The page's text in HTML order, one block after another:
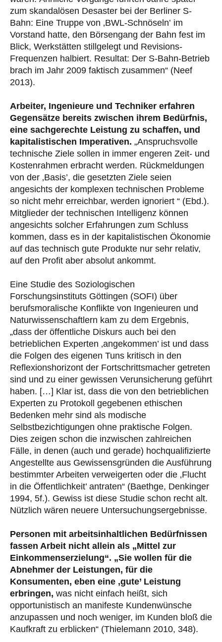
zum skandalösen Desaster bei der Berliner S-
Bahn: Eine Truppe von ‚BWL-Schnöseln‛ im
Vorstand hatte, den Börsengang der Bahn fest im
Blick, Werkstätten stillgelegt und Revisions-
Frequenzen halbiert. Resultat: Der S-Bahn-Betrieb
brach im Jahr 2009 faktisch zusammen“ (Neef
2013).
Arbeiter, Ingenieure und Techniker erfahren
Gegensätze bereits zwischen ihrem Bedürfnis,
eine sachgerechte Leistung zu schaffen, und
kapitalistischen Imperativen. „Anspruchsvolle
technische Ziele sollen in immer engeren Zeit- und
Kostenrahmen erbracht wer­den. Rückmeldungen
von der ‚Basis’, die gesetzten Ziele seien
angesichts der komplexen techni­schen Probleme
so nicht mehr erreichbar, werden ignoriert “ (Ebd.).
Mitglieder der technischen Intelligenz können
angesichts solcher Erfahrungen zum Schluss
kommen, dass es in der kapitalistischen Ökonomie
auf das technisch gute Produkte nur sehr relativ,
auf den Profit aber absolut ankommt.
Eine Studie des Soziologischen
Forschungsinstituts Göttingen (SOFI) über
berufsmoralische Konflikte von Ingenieuren und
Naturwissenschaftlern kam zu dem Ergebnis,
„dass der öffentliche Diskurs auch bei den
betrieblichen Experten ‚angekommen’ ist und dass
die Folgen des eigenen Tuns kritisch in den
Reflexionshorizont der Fortschrittsmacher getreten
sind und zu einer gewissen Verunsicherung geführt
haben. […] Klar ist, dass die von den betrieblichen
Experten zu Protokoll gegebenen ethischen
Bedenken mehr sind als modische
Selbstbezichtigungen ohne praktische Folgen.
Dies zeigen schon die inzwischen zahlreichen
Fälle, in denen (auch und gerade) hochqualifizierte
Angestellte aus Gewissensgründen die Ausführung
bestimmter Arbeiten verweigerten oder die ‚Flucht
in die Öffentlichkeit’ antraten“ (Baethge, Denkinger
1994, 5f.). Gewiss ist diese Studie schon recht alt.
Nützlich wären neuere Untersuchungsergebnisse.
Personen mit arbeitsinhaltlichen Bedürfnissen
fassen Arbeit nicht allein als „Mittel zur
Einkommenserzielung“. „Sie wollen für die
Abnehmer der Leistungen, für die
Konsumenten, eben eine ‚gute’ Leistung
erbringen, was nicht einfach heißt, sich
opportunistisch an manifeste Kundenwünsche
anzupassen und noch weniger, im Kunden bloß die
Kaufkraft zu erblicken“ (Thielemann 2010, 348).